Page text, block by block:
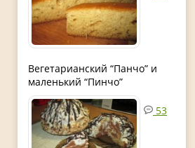
Вегетарианский “Панчо” и
маленький “Пинчо”
53